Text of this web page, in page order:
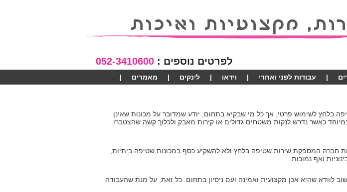
לפרטים נוספים : 052-3410600
| עבודות לפני ואחרי | וידאו | לינקים | מאמרים
|
בלחץ לשימוש פרטי, אך כל מי שבקיא בתחום, יודע שמדובר על מכונות שאינן
כאשר נדרש לנקות משטחים גדולים או קירות מאבק ולכלוך קשה שהצטברו
חברה המספקת שירות שטיפה בלחץ ולא להשקיע כסף במכונות שטיפה ביתיות,
ואף נמוכות.
לוודא שהיא אכן מקצועית ואמינה ועם ניסיון בתחום. כל זאת, על מנת שהעבודה